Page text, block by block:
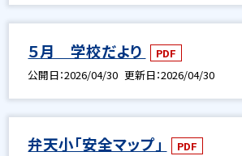
５月 学校だより
PDF
公開日 2026/04/30 更新日 2026/04/30
弁天小「安全マップ」
PDF